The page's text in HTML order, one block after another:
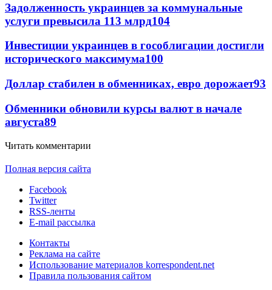
Задолженность украинцев за коммунальные
услуги превысила 113 млрд104
Инвестиции украинцев в гособлигации достигли
исторического максимума100
Доллар стабилен в обменниках, евро дорожает93
Обменники обновили курсы валют в начале
августа89
Читать комментарии
Полная версия сайта
Facebook
Twitter
RSS-ленты
E-mail рассылка
Контакты
Реклама на сайте
Использование материалов korrespondent.net
Правила пользования сайтом